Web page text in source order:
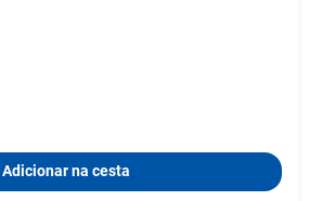
Adicionar na cesta